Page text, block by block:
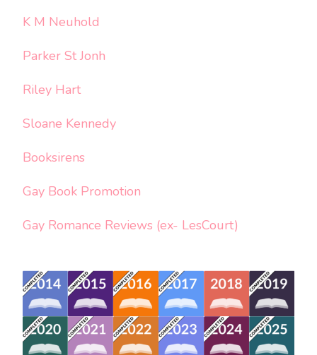
K M Neuhold
Parker St Jonh
Riley Hart
Sloane Kennedy
Booksirens
Gay Book Promotion
Gay Romance Reviews (ex- LesCourt)